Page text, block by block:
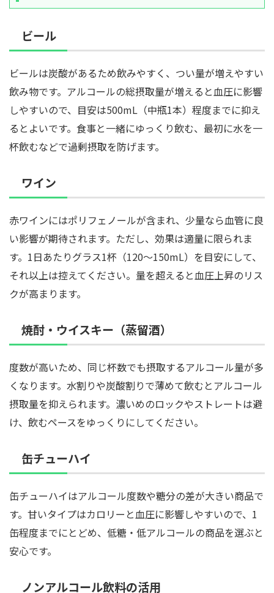
ビール
ビールは炭酸があるため飲みやすく、つい量が増えやすい
飲み物です。アルコールの総摂取量が増えると血圧に影響
しやすいので、目安は500mL（中瓶1本）程度までに抑え
るとよいです。食事と一緒にゆっくり飲む、最初に水を一
杯飲むなどで過剰摂取を防げます。
ワイン
赤ワインにはポリフェノールが含まれ、少量なら血管に良
い影響が期待されます。ただし、効果は適量に限られま
す。1日あたりグラス1杯（120〜150mL）を目安にして、
それ以上は控えてください。量を超えると血圧上昇のリス
クが高まります。
焼酎・ウイスキー（蒸留酒）
度数が高いため、同じ杯数でも摂取するアルコール量が多
くなります。水割りや炭酸割りで薄めて飲むとアルコール
摂取量を抑えられます。濃いめのロックやストレートは避
け、飲むペースをゆっくりにしてください。
缶チューハイ
缶チューハイはアルコール度数や糖分の差が大きい商品で
す。甘いタイプはカロリーと血圧に影響しやすいので、1
缶程度までにとどめ、低糖・低アルコールの商品を選ぶと
安心です。
ノンアルコール飲料の活用